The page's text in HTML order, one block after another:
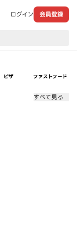
ログイン 会員登録
ピザ ファストフード
すべて見る